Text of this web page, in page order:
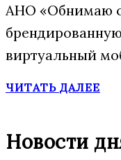
АНО «Обнимаю
виртуальный
ЧИТАТЬ ДАЛЕЕ
Новости